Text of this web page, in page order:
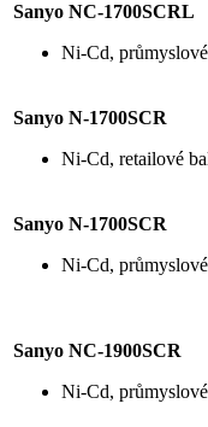
Sanyo NC-1700SCRL
Ni-Cd,
Sanyo N-1700SCR
Ni-Cd, retailové
Sanyo N-1700SCR
Ni-Cd,
Sanyo NC-1900SCR
Ni-Cd,